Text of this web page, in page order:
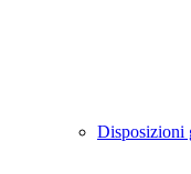
Disposizioni